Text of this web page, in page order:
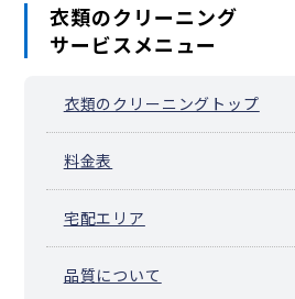
衣類のクリーニング
サービスメニュー
衣類のクリーニングトップ
料金表
宅配エリア
品質について